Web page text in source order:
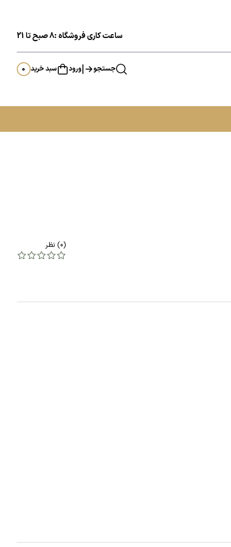
ساعت کاری فروشگاه :8 صبح تا 21
جستجو ورود سبد خرید 0
(0) نظر